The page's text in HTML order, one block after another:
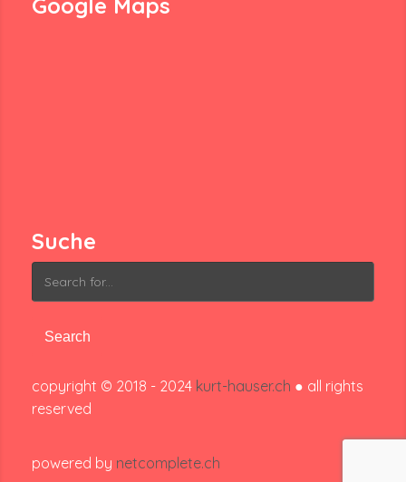
Suche
Search
for:
copyright © 2018 - 2024 kurt-hauser.ch ● all rights
reserved
powered by netcomplete.ch